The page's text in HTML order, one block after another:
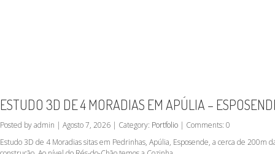
ESTUDO 3D DE 4 MORADIAS EM APÚLIA –
Posted by admin | Agosto 7, 2026 | Category: Portfolio | Comments: 0
Estudo 3D de 4 Moradias sitas em Pedrinhas, Apúlia, Esposende, a cerca de